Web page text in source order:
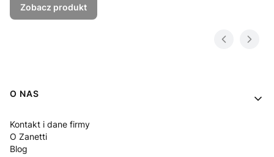
Zobacz produkt
Linki w stopce
O NAS
Kontakt i dane firmy
O Zanetti
Blog